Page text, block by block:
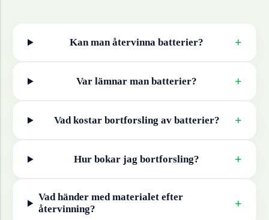
Kan man återvinna batterier? +
Var lämnar man batterier? +
Vad kostar bortforsling av batterier? +
Hur bokar jag bortforsling? +
Vad händer med materialet efter
återvinning?
+